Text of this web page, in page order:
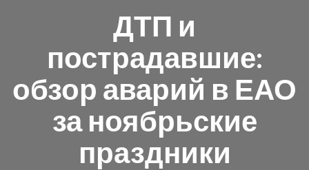
ДТП и
пострадавшие:
обзор аварий в ЕАО
за ноябрьские
праздники